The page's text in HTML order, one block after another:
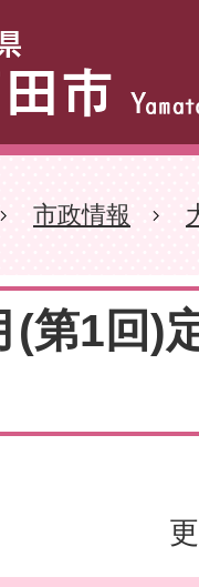
市政情報
(第1回)